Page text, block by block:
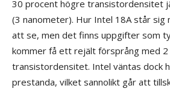
30 procent högre transistordensitet
(3 nanometer). Hur Intel 18A står sig
att se, men det finns uppgifter som
kommer få ett rejält försprång med
transistordensitet. Intel väntas dock
prestanda, vilket sannolikt går att